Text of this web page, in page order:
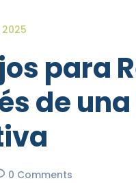
para
de
0 Comments